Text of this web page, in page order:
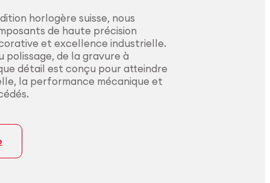
horlogère suisse, nous
de haute précision
et excellence industrielle.
de la gravure à
détail est conçu pour atteindre
la performance mécanique et